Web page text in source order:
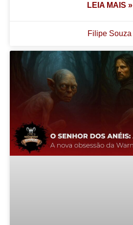
LEIA MAIS »
Filipe Souza